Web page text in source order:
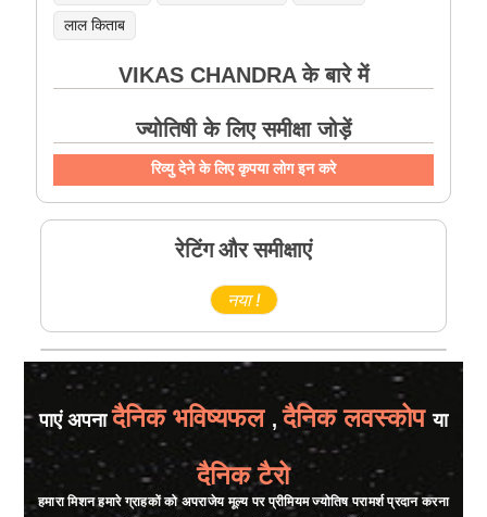
लाल किताब
VIKAS CHANDRA के बारे में
ज्योतिषी के लिए समीक्षा जोड़ें
रिव्यु देने के लिए कृपया लोग इन करे
रेटिंग और समीक्षाएं
नया !
पाएं अपनादैनिक भविष्यफल , दैनिक लवस्कोपया
दैनिक टैरो
हमारा मिशन हमारे ग्राहकों को अपराजेय मूल्य पर प्रीमियम ज्योतिष परामर्श प्रदान करना